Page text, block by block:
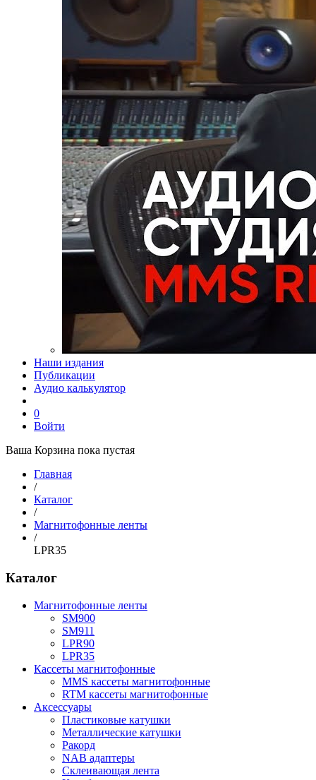
Наши издания
Публикации
Аудио калькулятор
0
Войти
Ваша Корзина пока пустая
Главная
/
Каталог
/
Магнитофонные ленты
/
LPR35
Каталог
Магнитофонные ленты
SM900
SM911
LPR90
LPR35
Кассеты магнитофонные
MMS кассеты магнитофонные
RTM кассеты магнитофонные
Аксессуары
Пластиковые катушки
Металлические катушки
Ракорд
NAB адаптеры
Склеивающая лента